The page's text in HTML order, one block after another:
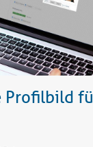
Profilbild